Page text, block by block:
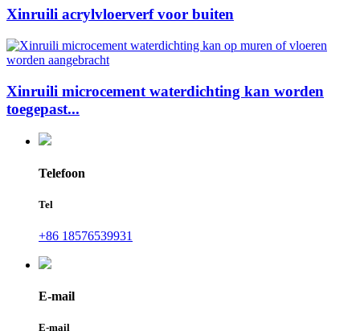
Xinruili acrylvloerverf voor buiten
Xinruili microcement waterdichting kan worden
toegepast...
Telefoon
Tel
+86 18576539931
E-mail
E-mail